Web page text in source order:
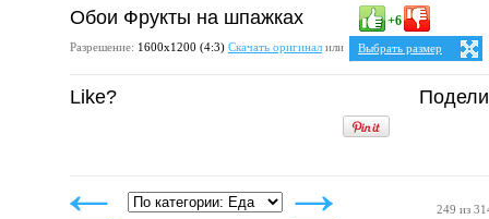
Обои Фрукты на шпажках +6
Разрешение: 1600х1200 (4:3) Скачать оригиналили
Выбрать размер
Ваше разрешение:Не
1280x1024
1600x1280
4:3
1600x1200
Like?
249 из